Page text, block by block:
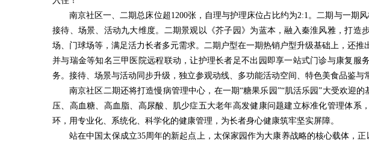
南京社区一、二期总床位超1200张，自理与护理床位占比约为2:1。二期与一期
接待、场景、活动九大维度。二期景观以《芥子园》为蓝本，融入秦淮风雅，打
场、门球场等，满足活力长者多元需求。二期户型在一期热销户型升级基础上，还
并与瑞金等知名三甲医院远程联动，让护理长者足不出园即享一站式门诊与康复
务。接待、场景与活动同步升级，独立参观动线、多功能活动空间、特色美食品鉴与
南京社区二期还将打造慢病管理中心，在一期“糖果乐园”“肌活乐园”大受欢迎
压、高血糖、高血脂、高尿酸、肌少症五大老年高发健康问题建立标准化管理体
环，用专业化、系统化、科学化的健康管理，为长者身心健康筑牢坚实屏障。
站在中国太保成立35周年的新起点上，太保家园作为大康养战略的核心载体，